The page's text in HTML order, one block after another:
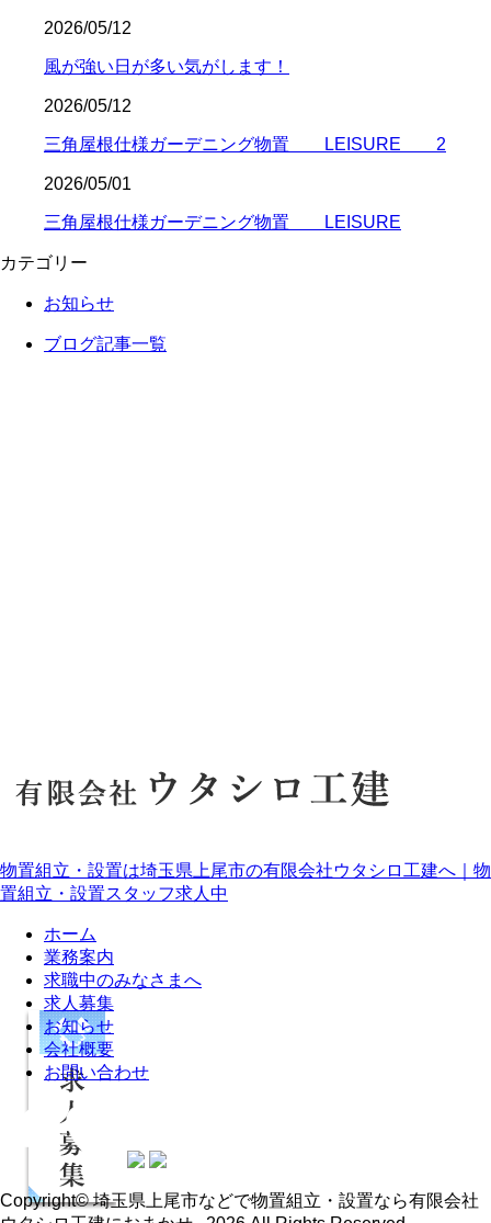
2026/05/12
風が強い日が多い気がします！
2026/05/12
三角屋根仕様ガーデニング物置 LEISURE 2
2026/05/01
三角屋根仕様ガーデニング物置 LEISURE
カテゴリー
お知らせ
ブログ記事一覧
物置組立・設置は埼玉県上尾市の有限会社ウタシロ工建へ｜物
置組立・設置スタッフ求人中
ホーム
業務案内
求職中のみなさまへ
求人募集
お知らせ
会社概要
お問い合わせ
Copyright© 埼玉県上尾市などで物置組立・設置なら有限会社